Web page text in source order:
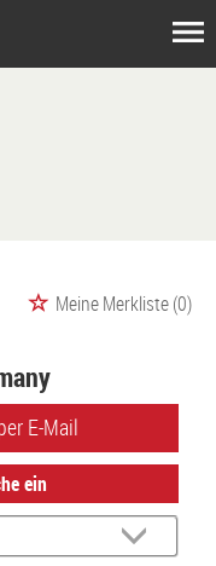
Meine Merkliste(0)
E-Mail
ein